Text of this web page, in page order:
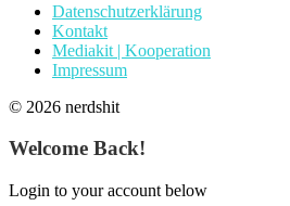
Datenschutzerklärung
Kontakt
Mediakit | Kooperation
Impressum
© 2026 nerdshit
Welcome Back!
Login to your account below